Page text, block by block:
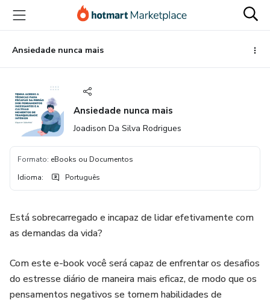
para
conteúdo
principal
para
pagamento
para
rodapé
Ansiedade nunca mais
Ansiedade nunca mais
Joadison Da Silva Rodrigues
Formato: eBooks ou Documentos
Idioma: Português
Está sobrecarregado e incapaz de lidar efetivamente com
as demandas da vida?
Com este e-book você será capaz de enfrentar os desafios
do estresse diário de maneira mais eficaz, de modo que os
pensamentos negativos se tornem habilidades de